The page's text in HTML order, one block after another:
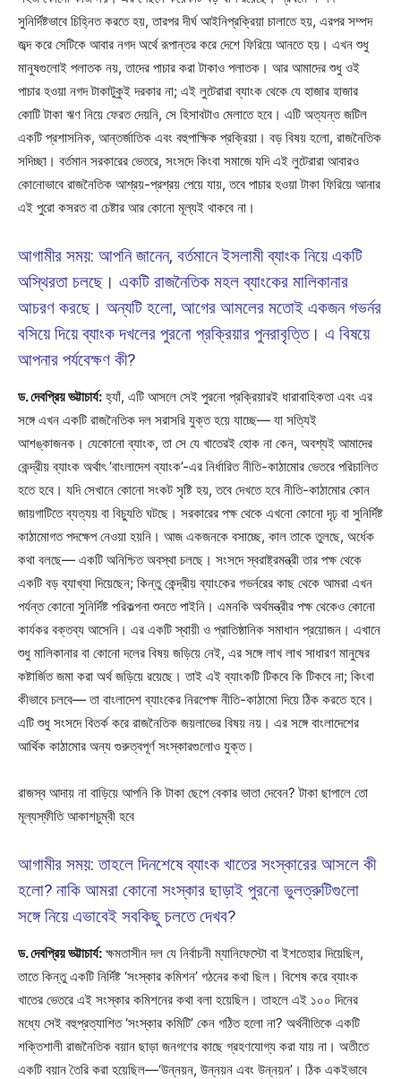
সুনির্দিষ্টভাবে চিহ্নিত করতে হয়, তারপর দীর্ঘ আইনিপ্রক্রিয়া চালাতে হয়, এরপর সম্পদ
জব্দ করে সেটিকে আবার নগদ অর্থে রূপান্তর করে দেশে ফিরিয়ে আনতে হয়। এখন শুধু
মানুষগুলোই পলাতক নয়, তাদের পাচার করা টাকাও পলাতক। আর আমাদের শুধু ওই
পাচার হওয়া নগদ টাকাটুকুই দরকার না; এই লুটেরারা ব্যাংক থেকে যে হাজার হাজার
কোটি টাকা ঋণ নিয়ে ফেরত দেয়নি, সে হিসাবটাও মেলাতে হবে। এটি অত্যন্ত জটিল
একটি প্রশাসনিক, আন্তর্জাতিক এবং বহুপাক্ষিক প্রক্রিয়া। বড় বিষয় হলো, রাজনৈতিক
সদিচ্ছা। বর্তমান সরকারের ভেতরে, সংসদে কিংবা সমাজে যদি এই লুটেরারা আবারও
কোনোভাবে রাজনৈতিক আশ্রয়-প্রশ্রয় পেয়ে যায়, তবে পাচার হওয়া টাকা ফিরিয়ে আনার
এই পুরো কসরত বা চেষ্টার আর কোনো মূল্যই থাকবে না।
আগামীর সময়: আপনি জানেন, বর্তমানে ইসলামী ব্যাংক নিয়ে একটি
অস্থিরতা চলছে। একটি রাজনৈতিক মহল ব্যাংকের মালিকানার
আচরণ করছে। অন্যটি হলো, আগের আমলের মতোই একজন গভর্নর
বসিয়ে দিয়ে ব্যাংক দখলের পুরনো প্রক্রিয়ার পুনরাবৃত্তি। এ বিষয়ে
আপনার পর্যবেক্ষণ কী?
ড. দেবপ্রিয় ভট্টাচার্য:হ্যাঁ, এটি আসলে সেই পুরনো প্রক্রিয়ারই ধারাবাহিকতা এবং এর
সঙ্গে এখন একটি রাজনৈতিক দল সরাসরি যুক্ত হয়ে যাচ্ছে— যা সত্যিই
আশঙ্কাজনক। যেকোনো ব্যাংক, তা সে যে খাতেরই হোক না কেন, অবশ্যই আমাদের
কেন্দ্রীয় ব্যাংক অর্থাৎ ‘বাংলাদেশ ব্যাংক’-এর নির্ধারিত নীতি-কাঠামোর ভেতরে পরিচালিত
হতে হবে। যদি সেখানে কোনো সংকট সৃষ্টি হয়, তবে দেখতে হবে নীতি-কাঠামোর কোন
জায়গাটিতে ব্যত্যয় বা বিচ্যুতি ঘটছে। সরকারের পক্ষ থেকে এখনো কোনো দৃঢ় বা সুনির্দিষ্ট
কাঠামোগত পদক্ষেপ নেওয়া হয়নি। আজ একজনকে বসাচ্ছে, কাল তাকে তুলছে, অর্ধেক
কথা বলছে— একটি অনিশ্চিত অবস্থা চলছে। সংসদে স্বরাষ্ট্রমন্ত্রী তার পক্ষ থেকে
একটি বড় ব্যাখ্যা দিয়েছেন; কিন্তু কেন্দ্রীয় ব্যাংকের গভর্নরের কাছ থেকে আমরা এখন
পর্যন্ত কোনো সুনির্দিষ্ট পরিকল্পনা শুনতে পাইনি। এমনকি অর্থমন্ত্রীর পক্ষ থেকেও কোনো
কার্যকর বক্তব্য আসেনি। এর একটি স্থায়ী ও প্রাতিষ্ঠানিক সমাধান প্রয়োজন। এখানে
শুধু মালিকানার বা কোনো দলের বিষয় জড়িয়ে নেই, এর সঙ্গে লাখ লাখ সাধারণ মানুষের
কষ্টার্জিত জমা করা অর্থ জড়িয়ে রয়েছে। তাই এই ব্যাংকটি টিকবে কি টিকবে না; কিংবা
কীভাবে চলবে— তা বাংলাদেশ ব্যাংকের নিরপেক্ষ নীতি-কাঠামো দিয়ে ঠিক করতে হবে।
এটি শুধু সংসদে বিতর্ক করে রাজনৈতিক জয়লাভের বিষয় নয়। এর সঙ্গে বাংলাদেশের
আর্থিক কাঠামোর অন্য গুরুত্বপূর্ণ সংস্কারগুলোও যুক্ত।
রাজস্ব আদায় না বাড়িয়ে আপনি কি টাকা ছেপে বেকার ভাতা দেবেন? টাকা ছাপালে তো
মূল্যস্ফীতি আকাশচুম্বী হবে
আগামীর সময়: তাহলে দিনশেষে ব্যাংক খাতের সংস্কারের আসলে কী
হলো? নাকি আমরা কোনো সংস্কার ছাড়াই পুরনো ভুলত্রুটিগুলো
সঙ্গে নিয়ে এভাবেই সবকিছু চলতে দেখব?
ড. দেবপ্রিয় ভট্টাচার্য:ক্ষমতাসীন দল যে নির্বাচনী ম্যানিফেস্টো বা ইশতেহার দিয়েছিল,
তাতে কিন্তু একটি নির্দিষ্ট ‘সংস্কার কমিশন’ গঠনের কথা ছিল। বিশেষ করে ব্যাংক
খাতের ভেতরে এই সংস্কার কমিশনের কথা বলা হয়েছিল। তাহলে এই ১০০ দিনের
মধ্যে সেই বহুপ্রত্যাশিত ‘সংস্কার কমিটি’ কেন গঠিত হলো না? অর্থনীতিকে একটি
শক্তিশালী রাজনৈতিক বয়ান ছাড়া জনগণের কাছে গ্রহণযোগ্য করা যায় না। অতীতে
একটি বয়ান তৈরি করা হয়েছিল—‘উন্নয়ন, উন্নয়ন এবং উন্নয়ন’। ঠিক একইভাবে